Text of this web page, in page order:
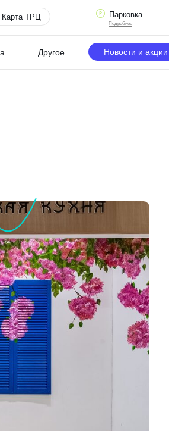
Подробнее
Парковка
Другое
Карта ТРЦ
Новости и акции